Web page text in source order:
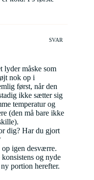
SVAR
lyder måske som
nok op i
først, når den
ikke sætter sig
temperatur og
(den må bare ikke
dig? Har du gjort
igen desværre.
og nyde
portion herefter.